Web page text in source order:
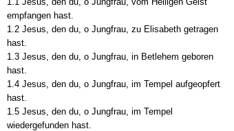
empfangen hast.
1.2 Jesus, den du, o Jungfrau, zu Elisabeth getragen
hast.
1.3 Jesus, den du, o Jungfrau, in Betlehem geboren
hast.
1.4 Jesus, den du, o Jungfrau, im Tempel aufgeopfert
hast.
1.5 Jesus, den du, o Jungfrau, im Tempel
wiedergefunden hast.